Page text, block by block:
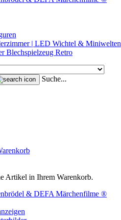
| LED Wichtel & Miniwelten
Blechspielzeug Retro
Suche...
Artikel in Ihrem Warenkorb.
& DEFA Märchenfilme ®